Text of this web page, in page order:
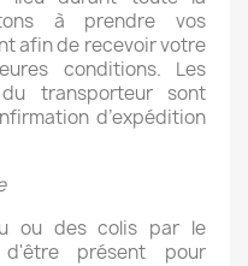
à prendre vos
afin de recevoir votre
conditions. Les
transporteur sont
d’expédition
ou des colis par le
présent pour